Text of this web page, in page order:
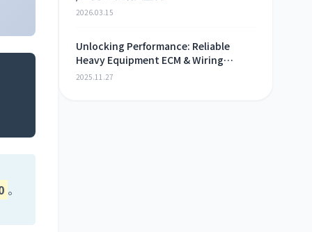
。
2026.03.15
Unlocking Performance: Reliable
Heavy Equipment ECM & Wiring
Harness Alternatives
2025.11.27